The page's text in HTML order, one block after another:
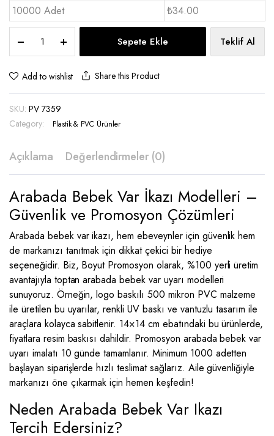
10000 Adet
₺34.00
Bebek
Var
İkazı
PV
7359
quantity
Sepete Ekle Teklif Al
Add to wishlist Share this Product
SKU: PV 7359
Category:
Plastik & PVC Ürünler
Açıklama Değerlendirmeler (0)
Arabada Bebek Var İkazı Modelleri –
Güvenlik ve Promosyon Çözümleri
Arabada bebek var ikazı, hem ebeveynler için güvenlik hem
de markanızı tanıtmak için dikkat çekici bir hediye
seçeneğidir. Biz, Boyut Promosyon olarak, %100 yerli üretim
avantajıyla toptan arabada bebek var uyarı modelleri
sunuyoruz. Örneğin, logo baskılı 500 mikron PVC malzeme
ile üretilen bu uyarılar, renkli UV baskı ve vantuzlu tasarım ile
araçlara kolayca sabitlenir. 14×14 cm ebatındaki bu ürünlerde,
fiyatlara resim baskısı dahildir. Promosyon arabada bebek var
uyarı imalatı 10 günde tamamlanır. Minimum 1000 adetten
başlayan siparişlerde hızlı teslimat sağlarız. Aile güvenliğiyle
markanızı öne çıkarmak için hemen keşfedin!
Neden Arabada Bebek Var Ikazı
Tercih Edersiniz?